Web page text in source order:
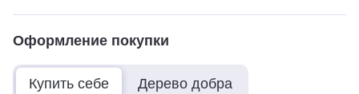
Оформление покупки
Купить себе Дерево добра